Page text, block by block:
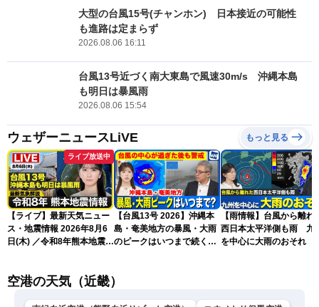
大型の台風15号(チャンホン) 日本接近の可能性
も進路は定まらず
2026.08.06 16:11
台風13号近づく南大東島で風速30m/s 沖縄本島
も明日は暴風雨
2026.08.06 15:54
ウェザーニュースLiVE もっと見る
ライブ放送中
【ライブ】最新天気ニュー
ス・地震情報 2026年8月6
日(木) ／令和8年熊本地震情
LiVEムーン・駒木結衣／本
【台風13号 2026】沖縄本
島・奄美地方の暴風・大雨
のピークはいつまで続く？
【雨情報】台風から離れ
西日本太平洋側も雨 九
を中心に大雨のおそれ
空港の天気（近畿）